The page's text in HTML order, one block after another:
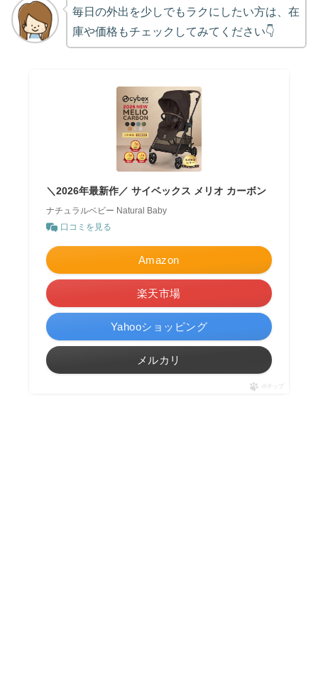
毎日の外出を少しでもラクにしたい方は、在
庫や価格もチェックしてみてください👇
＼2026年最新作／ サイベックス メリオ カーボン
ナチュラルベビー Natural Baby
口コミを見る
Amazon
楽天市場
Yahooショッピング
メルカリ
ポチップ